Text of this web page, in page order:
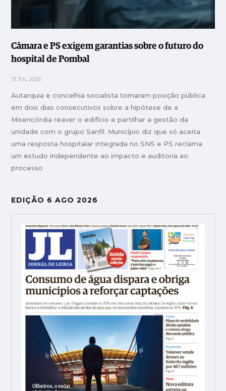
Câmara e PS exigem garantias sobre o futuro do
hospital de Pombal
31 JUL 2026
Autarquia e concelhia socialista tomaram posição pública
em dois dias consecutivos sobre a hipótese de a
Misericórdia reaver o edifício e partilhar a gestão da
unidade com o grupo Sanfil. Município diz que só aceita
uma resposta hospitalar integrada no SNS e PS reclama
um estudo independente ao impacto e auditoria ao
processo
EDIÇÃO 6 AGO 2026